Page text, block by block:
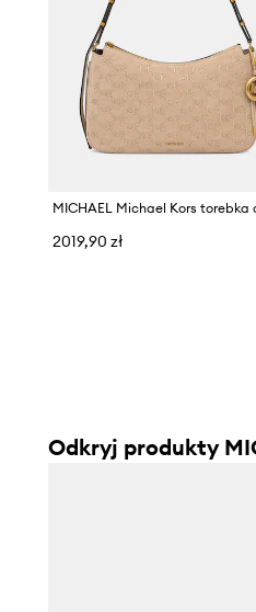
2019,90 zł
Odkryj produkty